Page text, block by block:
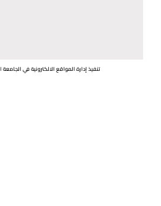
تنفيذ إدارة المواقع الالكترونية في الجامعة